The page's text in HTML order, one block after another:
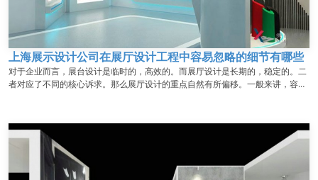
上海展示设计公司在展厅设计工程中容易忽略的细节有哪些
对于企业而言，展台设计是临时的，高效的。而展厅设计是长期的，稳定的。二
者对应了不同的核心诉求。那么展厅设计的重点自然有所偏移。一般来讲，容易